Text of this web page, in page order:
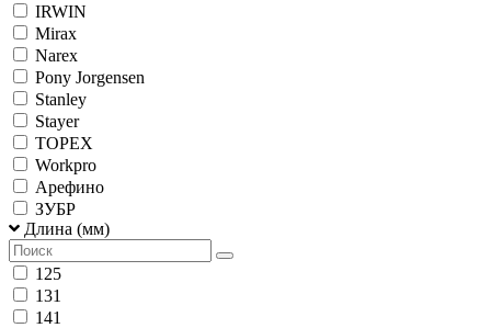
IRWIN
Mirax
Narex
Pony Jorgensen
Stanley
Stayer
TOPEX
Workpro
Арефино
ЗУБР
Длина (мм)
125
131
141